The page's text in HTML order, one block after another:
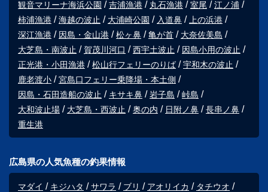
観音マリーナ海浜公園 吉浦漁港 丸石漁港 室尾
江ノ浦
柿浦漁港
海越の波止 大浦崎公園 入道鼻
上の浜港
深江漁港
因島・金山港 松ヶ鼻 亀が首
大奈佐美島
大芝島・南波止
賀茂川河口 西宇土波止
因島小用の波止
正光港・小田漁港
松山行フェリーのりば
宇和木の波止
鹿老渡小
宮島口フェリー乗降場・本土側
因島・石田造船の波止
キサキ鼻 岩子島
峠島
大和波止場
大芝島・西波止 奥の内 日附ノ鼻
長串ノ鼻
重生港
広島県の人気魚種の釣果情報
マダイ キジハタ サワラ ブリ アオリイカ
タチウオ